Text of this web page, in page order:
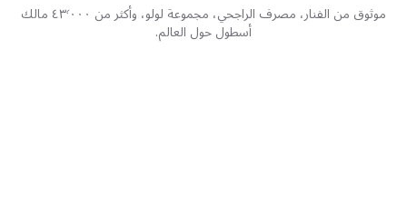
موثوق من الفنار، مصرف الراجحي، مجموعة لولو، وأكثر من ٤٣٬٠٠٠ مالك
أسطول حول العالم.